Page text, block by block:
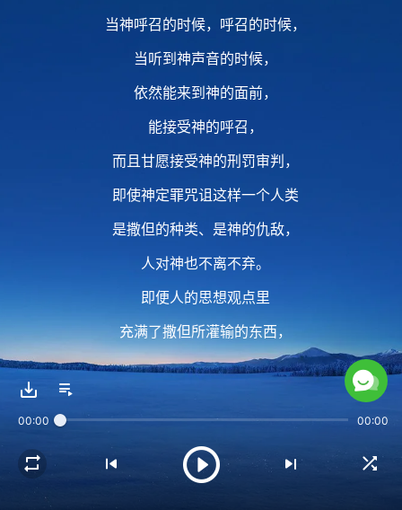
当神呼召的时候，呼召的时候，
当听到神声音的时候，
依然能来到神的面前，
能接受神的呼召，
而且甘愿接受神的刑罚审判，
即使神定罪咒诅这样一个人类
是撒但的种类、是神的仇敌，
人对神也不离不弃。
即便人的思想观点里
充满了撒但所灌输的东西，
导致人看人看事、做人做事
但人向着神的心
00:00 00:00